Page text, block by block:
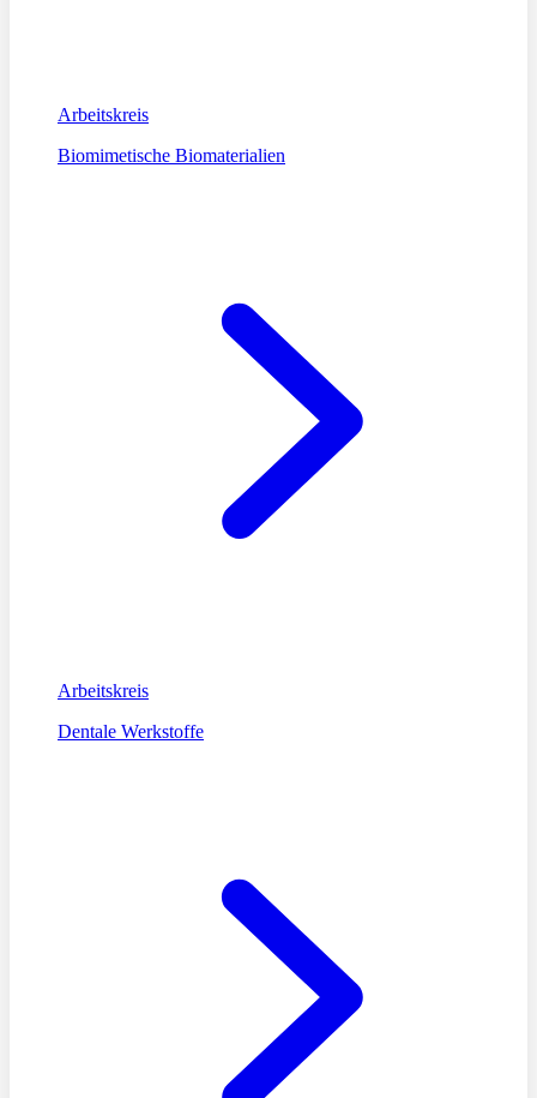
Arbeitskreis
Biomimetische Biomaterialien
Arbeitskreis
Dentale Werkstoffe